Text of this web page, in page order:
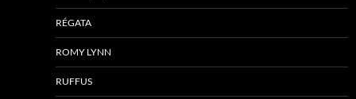
RÉGATA
ROMY LYNN
RUFFUS